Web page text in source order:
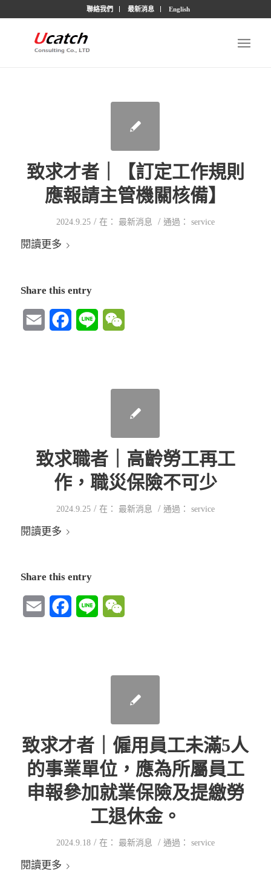
聯絡我們 最新消息 English
致求才者｜【訂定工作規則
應報請主管機關核備】
2024.9.25 / 在： 最新消息 / 通過： service
閱讀更多
Share this entry
Email FacebookLine
致求職者｜高齡勞工再工
作，職災保險不可少
2024.9.25 / 在： 最新消息 / 通過： service
閱讀更多
Share this entry
Email FacebookLine
致求才者｜僱用員工未滿5人
的事業單位，應為所屬員工
申報參加就業保險及提繳勞
工退休金。
2024.9.18 / 在： 最新消息 / 通過： service
閱讀更多